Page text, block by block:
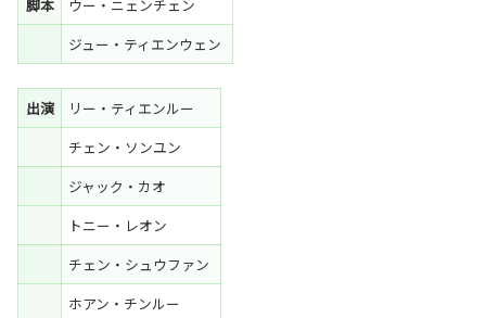
脚本
ウー・ニェンチェン
ジュー・ティエンウェン
出演
リー・ティエンルー
チェン・ソンユン
ジャック・カオ
トニー・レオン
チェン・シュウファン
ホアン・チンルー